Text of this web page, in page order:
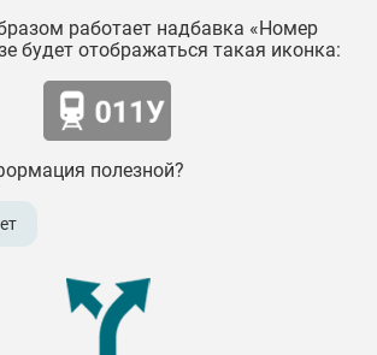
работает надбавка «Номер
будет отображаться такая иконка:
полезной?